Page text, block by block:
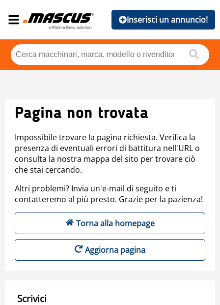
Inserisci un annuncio!
Pagina non trovata
Impossibile trovare la pagina richiesta. Verifica la
presenza di eventuali errori di battitura nell'URL o
consulta la nostra mappa del sito per trovare ciò
che stai cercando.
Altri problemi? Invia un'e-mail di seguito e ti
contatteremo al più presto. Grazie per la pazienza!
Torna alla homepage
Aggiorna pagina
Scrivici